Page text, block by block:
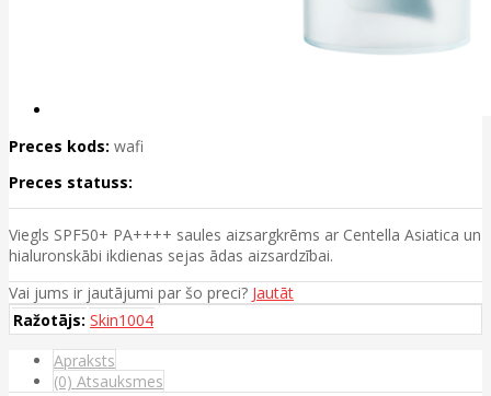
Preces kods: wafi
Preces statuss:
Viegls SPF50+ PA++++ saules aizsargkrēms ar Centella Asiatica un
hialuronskābi ikdienas sejas ādas aizsardzībai.
Vai jums ir jautājumi par šo preci? Jautāt
Ražotājs: Skin1004
Apraksts
(0) Atsauksmes